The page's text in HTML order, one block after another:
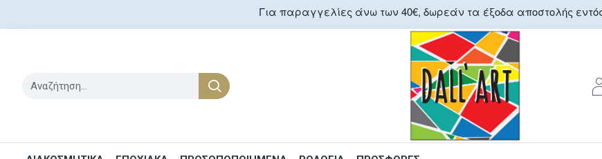
Για παραγγελίες άνω των 40€, δωρεάν τα έξοδα αποστολής εντός